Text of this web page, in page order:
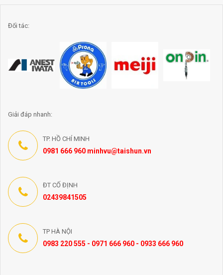
Đối tác:
Giải đáp nhanh:
TP. HỒ CHÍ MINH
0981 666 960 minhvu@taishun.vn
ĐT CỐ ĐỊNH
02439841505
TP HÀ NỘI
0983 220 555 - 0971 666 960 - 0933 666 960